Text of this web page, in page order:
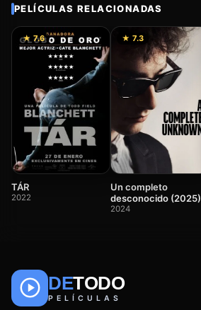
PELÍCULAS RELACIONADAS
★ 7.6
TÁR
2022
★ 7.3
Un completo
desconocido (2025)
2024
DETODO
PELÍCULAS
🎬
Películas